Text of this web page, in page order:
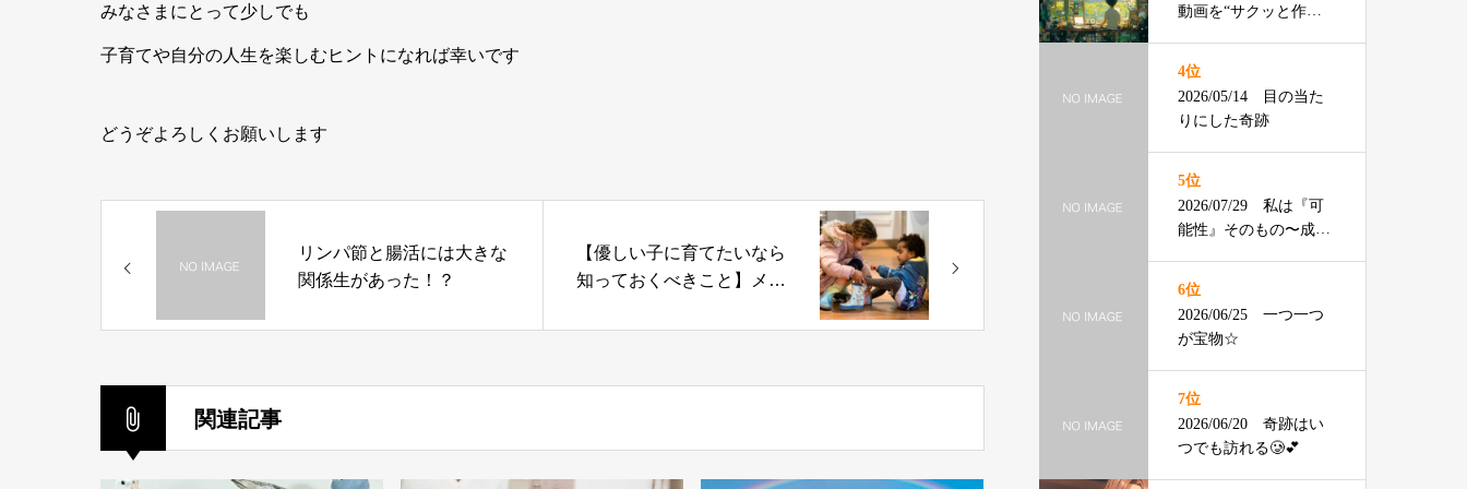
みなさまにとって少しでも
子育てや自分の人生を楽しむヒントになれば幸いです
どうぞよろしくお願いします
リンパ節と腸活には大きな
関係生があった！？
【優しい子に育てたいなら
知っておくべきこと】メイ
関連記事
動画を“サクッと作る”3
4位
2026/05/14 目の当た
りにした奇跡
5位
2026/07/29 私は『可
能性』そのもの〜成年
6位
2026/06/25 一つ一つ
が宝物☆
7位
2026/06/20 奇跡はい
つでも訪れる🥲💕